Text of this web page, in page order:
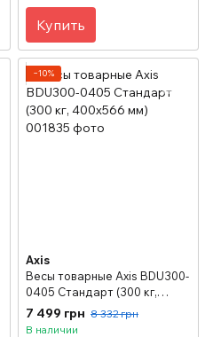
Купить
−10%
Axis
Весы товарные Axis BDU300-
0405 Стандарт (300 кг,
400х566 мм)
7 499 грн 8 332 грн
В наличии